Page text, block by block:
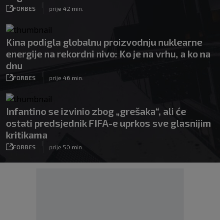
FORBES
|
prije 42 min.
Kina podigla globalnu proizvodnju nuklearne
energije na rekordni nivo: Ko je na vrhu, a ko na
dnu
FORBES
|
prije 46 min.
Infantino se izvinio zbog „grešaka“, ali će
ostati predsjednik FIFA-e uprkos sve glasnijim
kritikama
FORBES
|
prije 50 min.